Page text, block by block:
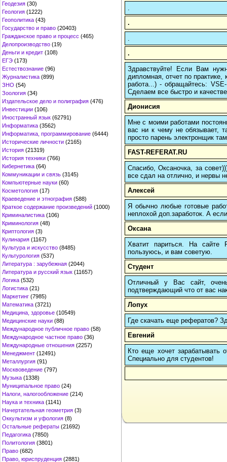
Геодезия (30)
Геология (1222)
Геополитика (43)
Государство и право (20403)
Гражданское право и процесс (465)
Делопроизводство (19)
Деньги и кредит (108)
ЕГЭ (173)
Естествознание (96)
Журналистика (899)
ЗНО (54)
Зоология (34)
Издательское дело и полиграфия (476)
Инвестиции (106)
Иностранный язык (62791)
Информатика (3562)
Информатика, программирование (6444)
Исторические личности (2165)
История (21319)
История техники (766)
Кибернетика (64)
Коммуникации и связь (3145)
Компьютерные науки (60)
Косметология (17)
Краеведение и этнография (588)
Краткое содержание произведений (1000)
Криминалистика (106)
Криминология (48)
Криптология (3)
Кулинария (1167)
Культура и искусство (8485)
Культурология (537)
Литература : зарубежная (2044)
Литература и русский язык (11657)
Логика (532)
Логистика (21)
Маркетинг (7985)
Математика (3721)
Медицина, здоровье (10549)
Медицинские науки (88)
Международное публичное право (58)
Международное частное право (36)
Международные отношения (2257)
Менеджмент (12491)
Металлургия (91)
Москвоведение (797)
Музыка (1338)
Муниципальное право (24)
Налоги, налогообложение (214)
Наука и техника (1141)
Начертательная геометрия (3)
Оккультизм и уфология (8)
Остальные рефераты (21692)
Педагогика (7850)
Политология (3801)
Право (682)
Право, юриспруденция (2881)
.
.
Здравствуйте! Если Вам
дипломная, отчет по
работа...) - обращайтесь:
Сделаем все быстро и
Дионисия
Мне с моими работами
вас ни к чему не обязывает,
просто парень электронщик
FAST-REFERAT.RU
Спасибо, Оксаночка, за
все сдал на отлично, и нервы
Алексей
Я обычно любые готовые
неплохой доп.заработок. А
Оксана
Хватит париться. На
пользуюсь, и вам советую.
Студент
Отличный у Вас сайт,
подтверждающий что от вас
Лопух
Где скачать еще рефератов?
Евгений
Кто еще хочет зарабатывать
Cпециально для студентов!